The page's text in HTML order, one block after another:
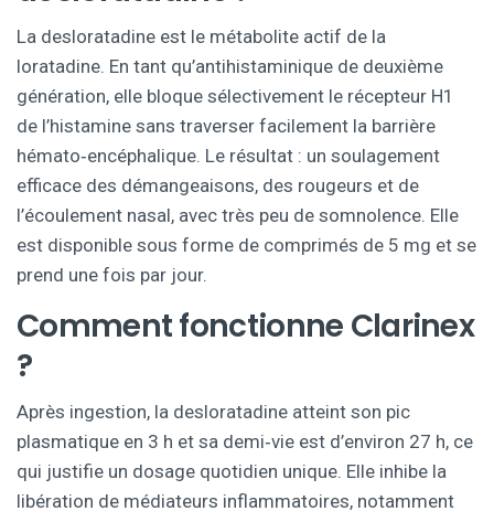
La desloratadine est le métabolite actif de la
loratadine. En tant qu’antihistaminique de deuxième
génération, elle bloque sélectivement le récepteur H1
de l’histamine sans traverser facilement la barrière
hémato‑encéphalique. Le résultat : un soulagement
efficace des démangeaisons, des rougeurs et de
l’écoulement nasal, avec très peu de somnolence. Elle
est disponible sous forme de comprimés de 5 mg et se
prend une fois par jour.
Comment fonctionne Clarinex
?
Après ingestion, la desloratadine atteint son pic
plasmatique en 3 h et sa demi‑vie est d’environ 27 h, ce
qui justifie un dosage quotidien unique. Elle inhibe la
libération de médiateurs inflammatoires, notamment